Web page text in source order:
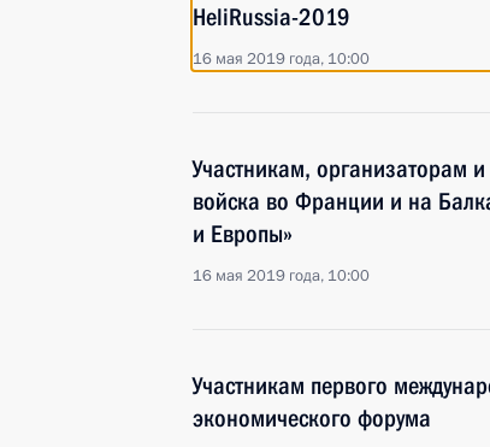
HeliRussia-2019
16 мая 2019 года, 10:00
Участникам, организаторам
войска во Франции и на
и Европы»
16 мая 2019 года, 10:00
Участникам первого
экономического форума